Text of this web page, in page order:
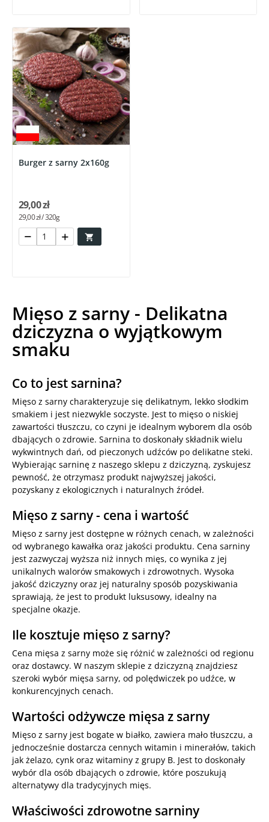
Burger z sarny 2x160g

29,00 zł
29,00 zł / 320g
Mięso z sarny - Delikatna
dziczyzna o wyjątkowym
smaku
Co to jest sarnina?
Mięso z sarny charakteryzuje się delikatnym, lekko słodkim
smakiem i jest niezwykle soczyste. Jest to mięso o niskiej
zawartości tłuszczu, co czyni je idealnym wyborem dla osób
dbających o zdrowie. Sarnina to doskonały składnik wielu
wykwintnych dań, od pieczonych udźców po delikatne steki.
Wybierając sarninę z naszego sklepu z dziczyzną, zyskujesz
pewność, że otrzymasz produkt najwyższej jakości,
pozyskany z ekologicznych i naturalnych źródeł.
Mięso z sarny - cena i wartość
Mięso z sarny jest dostępne w różnych cenach, w zależności
od wybranego kawałka oraz jakości produktu. Cena sarniny
jest zazwyczaj wyższa niż innych mięs, co wynika z jej
unikalnych walorów smakowych i zdrowotnych. Wysoka
jakość dziczyzny oraz jej naturalny sposób pozyskiwania
sprawiają, że jest to produkt luksusowy, idealny na
specjalne okazje.
Ile kosztuje mięso z sarny?
Cena mięsa z sarny może się różnić w zależności od regionu
oraz dostawcy. W naszym sklepie z dziczyzną znajdziesz
szeroki wybór mięsa sarny, od polędwiczek po udźce, w
konkurencyjnych cenach.
Wartości odżywcze mięsa z sarny
Mięso z sarny jest bogate w białko, zawiera mało tłuszczu, a
jednocześnie dostarcza cennych witamin i minerałów, takich
jak żelazo, cynk oraz witaminy z grupy B. Jest to doskonały
wybór dla osób dbających o zdrowie, które poszukują
alternatywy dla tradycyjnych mięs.
Właściwości zdrowotne sarniny